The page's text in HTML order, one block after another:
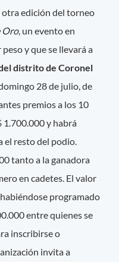
otra edición del torneo
Oro, un evento en
y que se llevará a
distrito de Coronel
28 de julio, de
premios a los 10
1.700.000 y habrá
el resto del podio.
tanto a la ganadora
en cadetes. El valor
programado
entre quienes se
inscribirse o
invita a